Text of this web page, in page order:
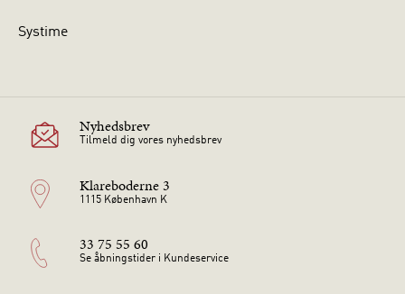
Systime
Nyhedsbrev
Tilmeld dig vores nyhedsbrev
Klareboderne 3
1115 København K
33 75 55 60
Se åbningstider i Kundeservice